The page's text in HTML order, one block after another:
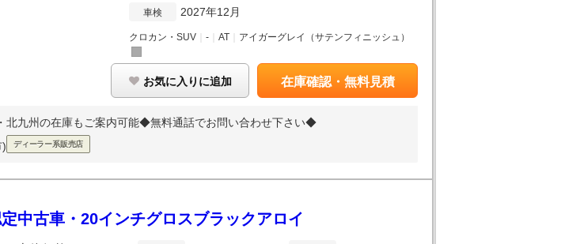
車検 2027年12月
クロカン・SUV｜ -｜ AT｜ アイガーグレイ（サテンフィニッシュ）
お気に入りに追加 在庫確認・無料見積
北九州の在庫もご案内可能◆無料通話でお問い合わせ下さい◆
) ディーラー系販売店
中古車・20インチグロスブラックアロイ